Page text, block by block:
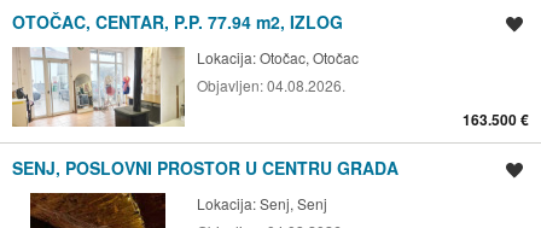
OTOČAC, CENTAR, P.P. 77.94 m2, IZLOG
Lokacija:Otočac, Otočac
Objavljen:04.08.2026.
163.500 €
SENJ, POSLOVNI PROSTOR U CENTRU GRADA
Lokacija:Senj, Senj